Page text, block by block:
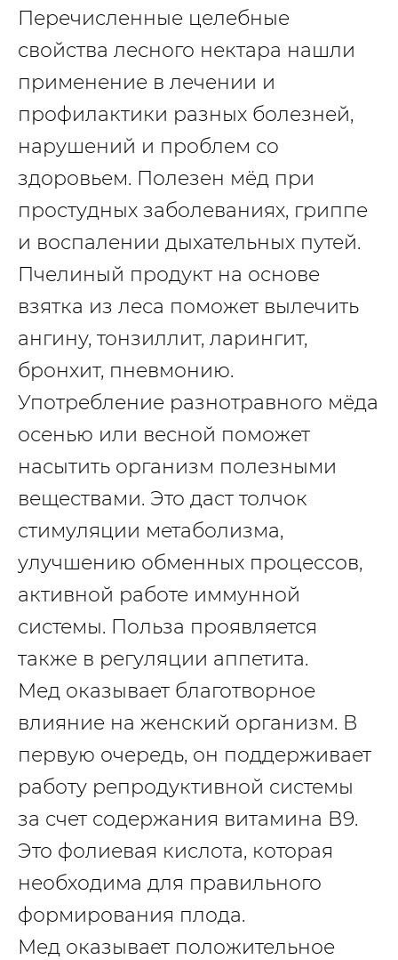
Перечисленные целебные
свойства лесного нектара нашли
применение в лечении и
профилактики разных болезней,
нарушений и проблем со
здоровьем. Полезен мёд при
простудных заболеваниях, гриппе
и воспалении дыхательных путей.
Пчелиный продукт на основе
взятка из леса поможет вылечить
ангину, тонзиллит, ларингит,
бронхит, пневмонию.
Употребление разнотравного мёда
осенью или весной поможет
насытить организм полезными
веществами. Это даст толчок
стимуляции метаболизма,
улучшению обменных процессов,
активной работе иммунной
системы. Польза проявляется
также в регуляции аппетита.
Мед оказывает благотворное
влияние на женский организм. В
первую очередь, он поддерживает
работу репродуктивной системы
за счет содержания витамина В9.
Это фолиевая кислота, которая
необходима для правильного
формирования плода.
Мед оказывает положительное